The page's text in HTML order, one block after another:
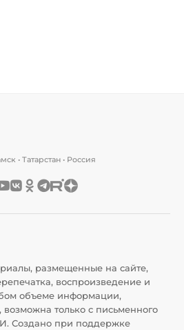
• Татарстан • Россия
размещенные на сайте,
воспроизведение и
объеме информации,
только с письменного
Создано при поддержке